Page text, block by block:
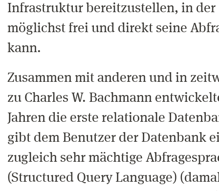
Infrastruktur bereitzustellen, in der
möglichst frei und direkt seine
kann.
Zusammen mit anderen und in
zu Charles W. Bachmann
Jahren die erste relationale
gibt dem Benutzer der Datenbank
zugleich sehr mächtige
(Structured Query Language)